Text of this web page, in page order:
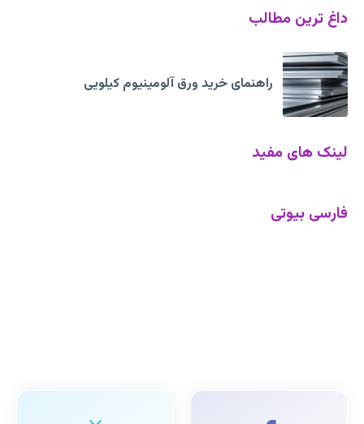
داغ ترین مطالب
راهنمای خرید ورق آلومینیوم کیلویی
لینک های مفید
فارسی بیوتی